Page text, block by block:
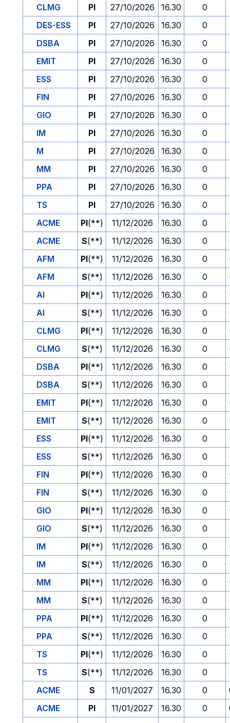
CLMG
PI 27/10/2026 16.30
0
DES-ESS
PI 27/10/2026 16.30
0
DSBA
PI 27/10/2026 16.30
0
EMIT
PI 27/10/2026 16.30
0
ESS
PI 27/10/2026 16.30
0
FIN
PI 27/10/2026 16.30
0
GIO
PI 27/10/2026 16.30
0
IM
PI 27/10/2026 16.30
0
M
PI 27/10/2026 16.30
0
MM
PI 27/10/2026 16.30
0
PPA
PI 27/10/2026 16.30
0
TS
PI 27/10/2026 16.30
0
ACME
PI(**) 11/12/2026 16.30 0
ACME
S(**) 11/12/2026 16.30 0
AFM
PI(**) 11/12/2026 16.30 0
AFM
S(**) 11/12/2026 16.30 0
AI
PI(**) 11/12/2026 16.30 0
AI
S(**) 11/12/2026 16.30 0
CLMG
PI(**) 11/12/2026 16.30 0
CLMG
S(**) 11/12/2026 16.30 0
DSBA
PI(**) 11/12/2026 16.30 0
DSBA
S(**) 11/12/2026 16.30 0
EMIT
PI(**) 11/12/2026 16.30 0
EMIT
S(**) 11/12/2026 16.30 0
ESS
PI(**) 11/12/2026 16.30 0
ESS
S(**) 11/12/2026 16.30 0
FIN
PI(**) 11/12/2026 16.30 0
FIN
S(**) 11/12/2026 16.30 0
GIO
PI(**) 11/12/2026 16.30 0
GIO
S(**) 11/12/2026 16.30 0
IM
PI(**) 11/12/2026 16.30 0
IM
S(**) 11/12/2026 16.30 0
MM
PI(**) 11/12/2026 16.30 0
MM
S(**) 11/12/2026 16.30 0
PPA
PI(**) 11/12/2026 16.30 0
PPA
S(**) 11/12/2026 16.30 0
TS
PI(**) 11/12/2026 16.30 0
TS
S(**) 11/12/2026 16.30 0
ACME
S 11/01/2027 16.30 0
ACME
PI 11/01/2027 16.30 0